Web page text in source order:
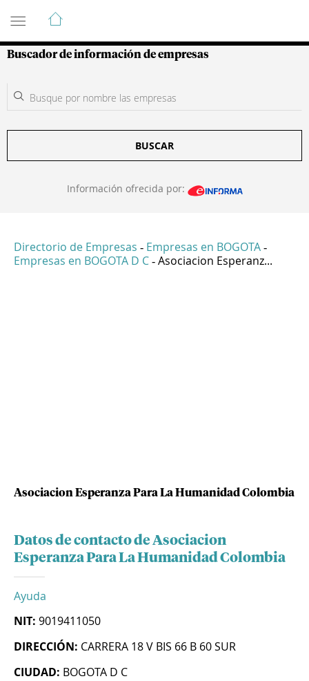
Guía de Empresas Colombianas
Buscador de información de empresas
BUSCAR
Información ofrecida por:
Directorio de Empresas - Empresas en BOGOTA -
Empresas en BOGOTA D C - Asociacion Esperanz...
Asociacion Esperanza Para La Humanidad Colombia
Datos de contacto de Asociacion
Esperanza Para La Humanidad Colombia
Ayuda
NIT: 9019411050
DIRECCIÓN: CARRERA 18 V BIS 66 B 60 SUR
CIUDAD: BOGOTA D C